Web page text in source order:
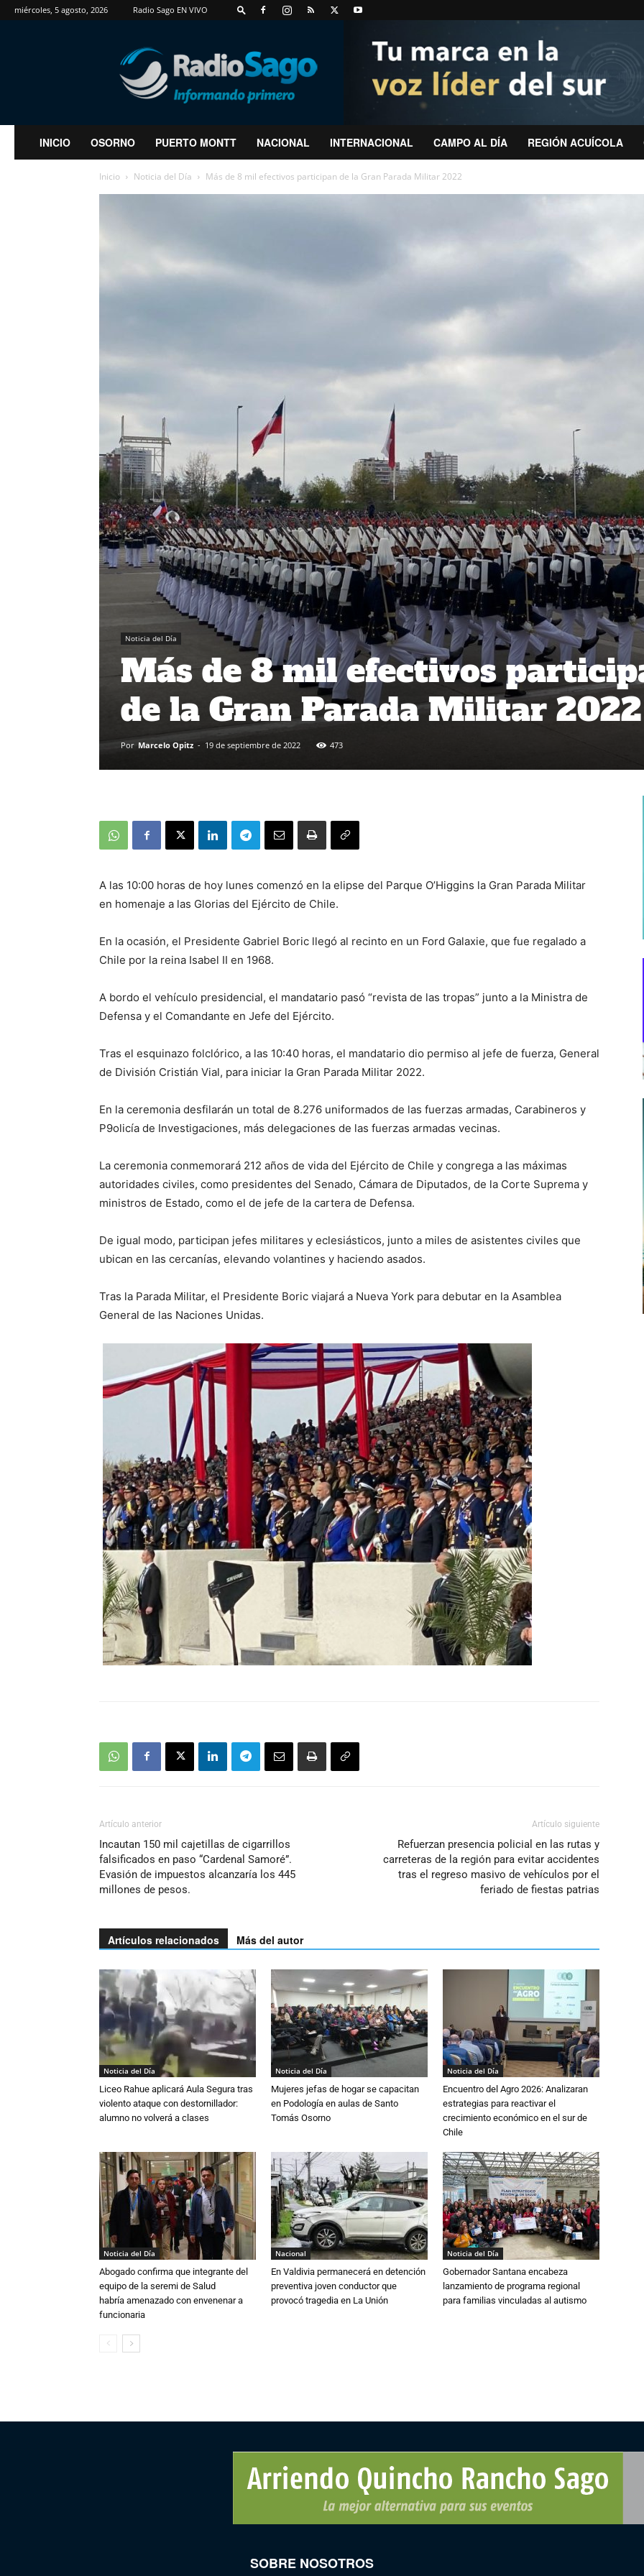
miércoles, 5 agosto, 2026 Radio Sago EN VIVO
RadioSago
INICIO OSORNO PUERTO MONTT NACIONAL INTERNACIONAL CAMPO AL DÍA REGIÓN ACUÍCOLA
Inicio Noticia del Día Más de 8 mil efectivos participan de la Gran Parada Militar 2022
Noticia del Día
Más de 8 mil efectivos
de la Gran Parada Militar 2022
Por Marcelo Opitz - 19 de septiembre de 2022 473
A las 10:00 horas de hoy lunes comenzó en la elipse del Parque O’Higgins la Gran Parada Militar
en homenaje a las Glorias del Ejército de Chile.
En la ocasión, el Presidente Gabriel Boric llegó al recinto en un Ford Galaxie, que fue regalado a
Chile por la reina Isabel II en 1968.
A bordo el vehículo presidencial, el mandatario pasó “revista de las tropas” junto a la Ministra de
Defensa y el Comandante en Jefe del Ejército.
Tras el esquinazo folclórico, a las 10:40 horas, el mandatario dio permiso al jefe de fuerza, General
de División Cristián Vial, para iniciar la Gran Parada Militar 2022.
En la ceremonia desfilarán un total de 8.276 uniformados de las fuerzas armadas, Carabineros y
P9olicía de Investigaciones, más delegaciones de las fuerzas armadas vecinas.
La ceremonia conmemorará 212 años de vida del Ejército de Chile y congrega a las máximas
autoridades civiles, como presidentes del Senado, Cámara de Diputados, de la Corte Suprema y
ministros de Estado, como el de jefe de la cartera de Defensa.
De igual modo, participan jefes militares y eclesiásticos, junto a miles de asistentes civiles que
ubican en las cercanías, elevando volantines y haciendo asados.
Tras la Parada Militar, el Presidente Boric viajará a Nueva York para debutar en la Asamblea
General de las Naciones Unidas.
Artículo anterior
Incautan 150 mil cajetillas de cigarrillos
falsificados en paso “Cardenal Samoré”.
Evasión de impuestos alcanzaría los 445
millones de pesos.
Artículo siguiente
Refuerzan presencia policial en las rutas y
carreteras de la región para evitar accidentes
tras el regreso masivo de vehículos por el
feriado de fiestas patrias
Artículos relacionados Más del autor
Noticia del Día
Liceo Rahue aplicará Aula Segura tras
violento ataque con destornillador:
alumno no volverá a clases
Noticia del Día
Mujeres jefas de hogar se capacitan
en Podología en aulas de Santo
Tomás Osorno
Noticia del Día
Encuentro del Agro 2026: Analizaran
estrategias para reactivar el
crecimiento económico en el sur de
Chile
Noticia del Día
Abogado confirma que integrante del
equipo de la seremi de Salud
habría amenazado con envenenar a
funcionaria
Nacional
En Valdivia permanecerá en detención
preventiva joven conductor que
provocó tragedia en La Unión
Noticia del Día
Gobernador Santana encabeza
lanzamiento de programa regional
para familias vinculadas al autismo
SOBRE NOSOTROS